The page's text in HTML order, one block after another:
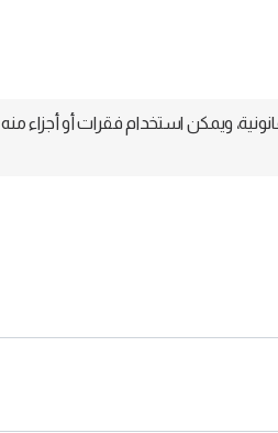
ويمكن استخدام فقرات أو أجزاء منه